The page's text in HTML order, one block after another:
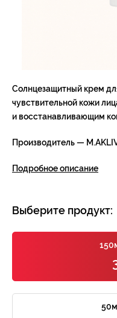
Солнцезащитный крем
чувствительной кожи
и восстанавливающим
Производитель —
Подробное описание
Выберите продукт: